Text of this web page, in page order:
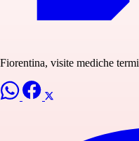
Fiorentina, visite mediche